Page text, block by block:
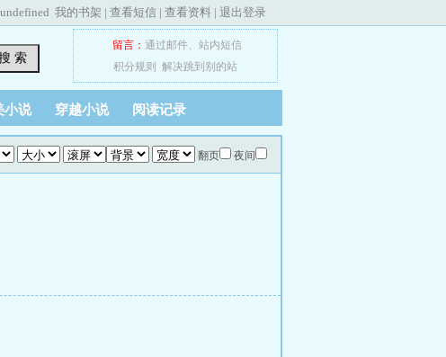
undefined 我的书架 | 查看短信 | 查看资料 | 退出登录
索
留言： 通过邮件、 站内短信
积分规则
解决跳到别的站
小说 穿越小说 阅读记录
翻页 夜间